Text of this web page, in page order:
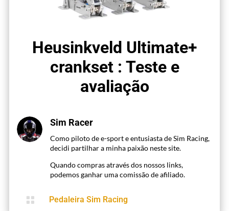
Heusinkveld Ultimate+
crankset : Teste e
avaliação
Sim Racer
Como piloto de e-sport e entusiasta de Sim Racing,
decidi partilhar a minha paixão neste site.
Quando compras através dos nossos links,
podemos ganhar uma comissão de afiliado.
 Pedaleira Sim Racing